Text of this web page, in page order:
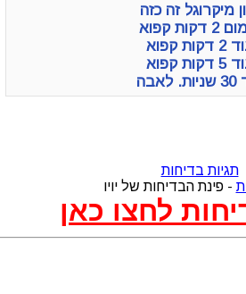
מיקרוגל זה כזה
קפוא
קפוא
קפוא
תגיות בדיחות
- פינת הבדיחות של יויו
לחצו כאן